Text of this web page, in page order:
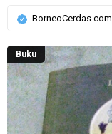
BorneoCerdas.com
Buku